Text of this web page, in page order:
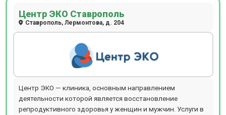
Центр ЭКО Ставрополь
Ставрополь, Лермонтова, д. 204
Центр ЭКО — клиника, основным направлением
деятельности которой является восстановление
репродуктивного здоровья у женщин и мужчин. Услуги в